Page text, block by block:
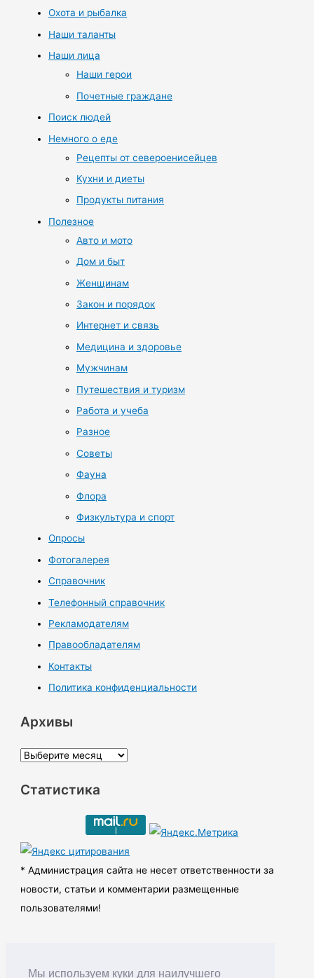
Мы используем куки для наилучшего
Охота и рыбалка
Наши таланты
Наши лица
Наши герои
Почетные граждане
Поиск людей
Немного о еде
Рецепты от североенисейцев
Кухни и диеты
Продукты питания
Полезное
Авто и мото
Дом и быт
Женщинам
Закон и порядок
Интернет и связь
Медицина и здоровье
Мужчинам
Путешествия и туризм
Работа и учеба
Разное
Советы
Фауна
Флора
Физкультура и спорт
Опросы
Фотогалерея
Справочник
Телефонный справочник
Рекламодателям
Правообладателям
Контакты
Политика конфиденциальности
Архивы
А
х
ы
Статистика
* Администрация сайта не несет ответственности за
новости, статьи и комментарии размещенные
пользователями!